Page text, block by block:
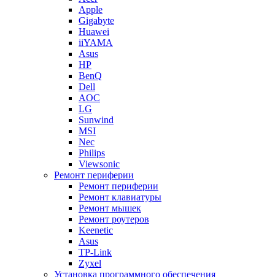
Apple
Gigabyte
Huawei
iiYAMA
Asus
HP
BenQ
Dell
AOC
LG
Sunwind
MSI
Nec
Philips
Viewsonic
Ремонт периферии
Ремонт периферии
Ремонт клавиатуры
Ремонт мышек
Ремонт роутеров
Keenetic
Asus
TP-Link
Zyxel
Установка программного обеспечения